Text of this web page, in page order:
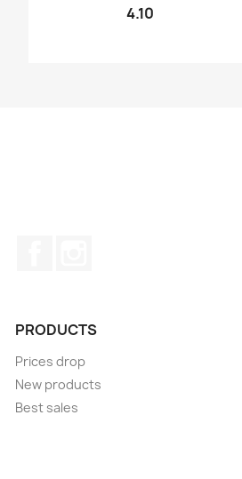
4.10
PRODUCTS
Prices drop
New products
Best sales